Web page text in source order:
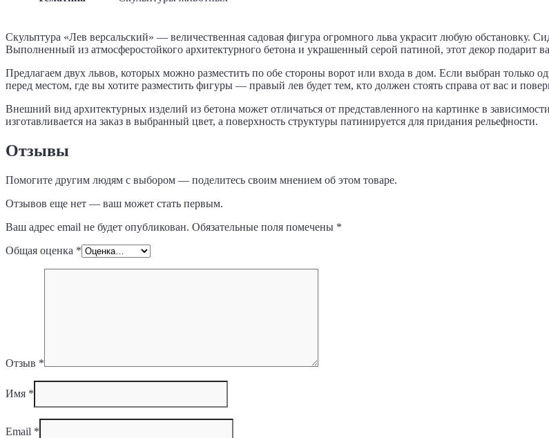
Скульптура «Лев версальский» — величественная садовая фигура огромного льва украсит любую обстановку.
Выполненный из атмосферостойкого архитектурного бетона и украшенный серой патиной, этот декор подарит
Предлагаем двух львов, которых можно разместить по обе стороны ворот или входа в дом. Если выбран только
перед местом, где вы хотите разместить фигуры — правый лев будет тем, кто должен стоять справа от вас и
Внешний вид архитектурных изделий из бетона может отличаться от представленного на картинке в
изготавливается на заказ в выбранный цвет, а поверхность структуры патинируется для придания рельефности.
Отзывы
Помогите другим людям с выбором — поделитесь своим мнением об этом товаре.
Отзывов еще нет — ваш может стать первым.
Ваш адрес email не будет опубликован. Обязательные поля помечены *
Общая оценка *
Отзыв *
Имя *
Email *